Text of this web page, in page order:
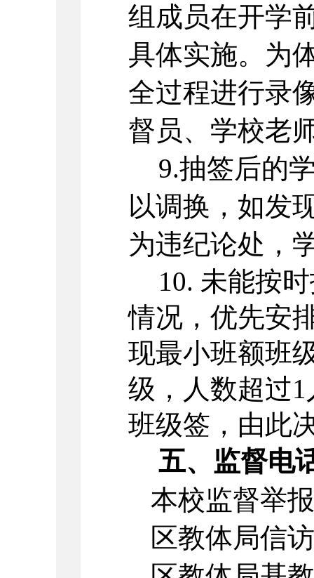
组成员在开学
具体实施。为
全过程进行录
督员、学校老
9.抽签后的
以调换，如发
为违纪论处，
10. 未能按
情况，优先安
现最小班额班
级，人数超过
班级签，由此
五、
监督电
本校监督举
区教体局信